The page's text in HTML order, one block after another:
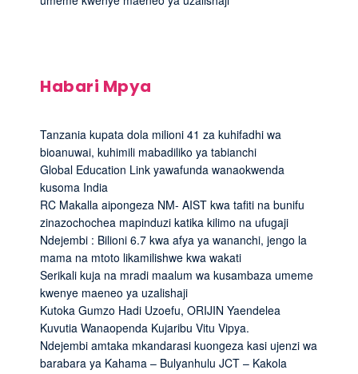
Habari Mpya
Tanzania kupata dola milioni 41 za kuhifadhi wa
bioanuwai, kuhimili mabadiliko ya tabianchi
Global Education Link yawafunda wanaokwenda
kusoma India
RC Makalla aipongeza NM- AIST kwa tafiti na bunifu
zinazochochea mapinduzi katika kilimo na ufugaji
Ndejembi : Bilioni 6.7 kwa afya ya wananchi, jengo la
mama na mtoto likamilishwe kwa wakati
Serikali kuja na mradi maalum wa kusambaza umeme
kwenye maeneo ya uzalishaji
Kutoka Gumzo Hadi Uzoefu, ORIJIN Yaendelea
Kuvutia Wanaopenda Kujaribu Vitu Vipya.
Ndejembi amtaka mkandarasi kuongeza kasi ujenzi wa
barabara ya Kahama – Bulyanhulu JCT – Kakola